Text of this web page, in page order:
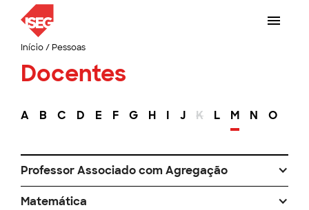
Início/ Pessoas
Docentes
A B C D E F G H I J K L M N O
Professor Associado com Agregação
Matemática